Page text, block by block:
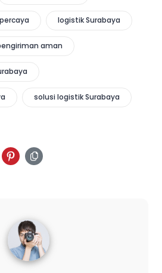
logistik Surabaya
aman
solusi logistik Surabaya